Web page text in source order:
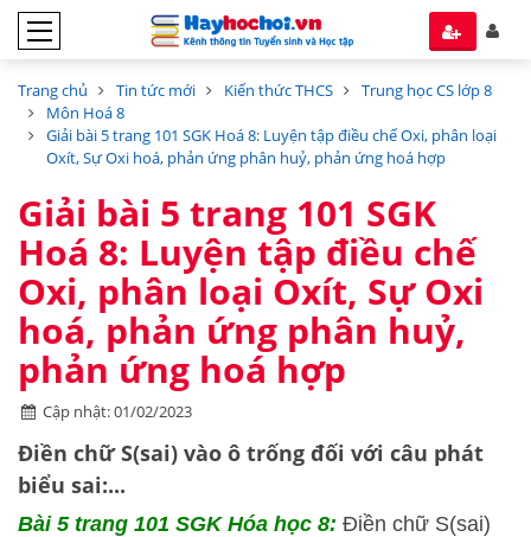
Trang chủ Tin tức mới Kiến thức THCS
Trung học CS lớp 8
Môn Hoá 8
Giải bài 5 trang 101 SGK Hoá 8: Luyện tập điều chế Oxi, phân loại
Oxít, Sự Oxi hoá, phản ứng phân huỷ, phản ứng hoá hợp
Giải bài 5 trang 101 SGK
Hoá 8: Luyện tập điều chế
Oxi, phân loại Oxít, Sự Oxi
hoá, phản ứng phân huỷ,
phản ứng hoá hợp
Cập nhật: 01/02/2023
Điền chữ S(sai) vào ô trống đối với câu phát
biểu sai:...
Bài 5 trang 101 SGK Hóa học 8: Điền chữ S(sai)